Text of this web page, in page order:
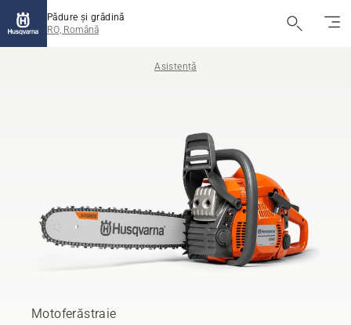
Pădure și grădină
RO, Română
Asistență
Motoferăstraie